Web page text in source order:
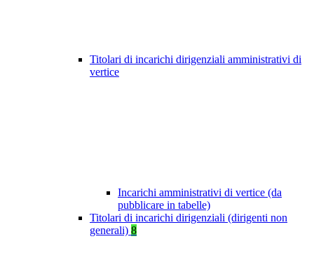
Titolari di incarichi dirigenziali amministrativi di
vertice
Incarichi amministrativi di vertice (da
pubblicare in tabelle)
Titolari di incarichi dirigenziali (dirigenti non
generali) 8